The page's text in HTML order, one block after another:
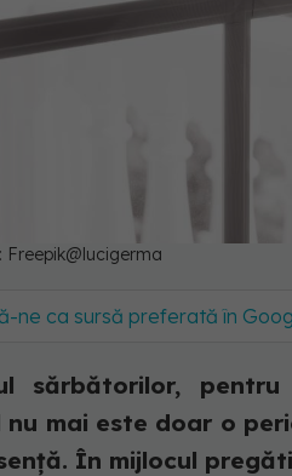
Freepik@lucigerma
ne ca sursă preferată în
sărbătorilor,
nu mai este doar o
În mijlocul